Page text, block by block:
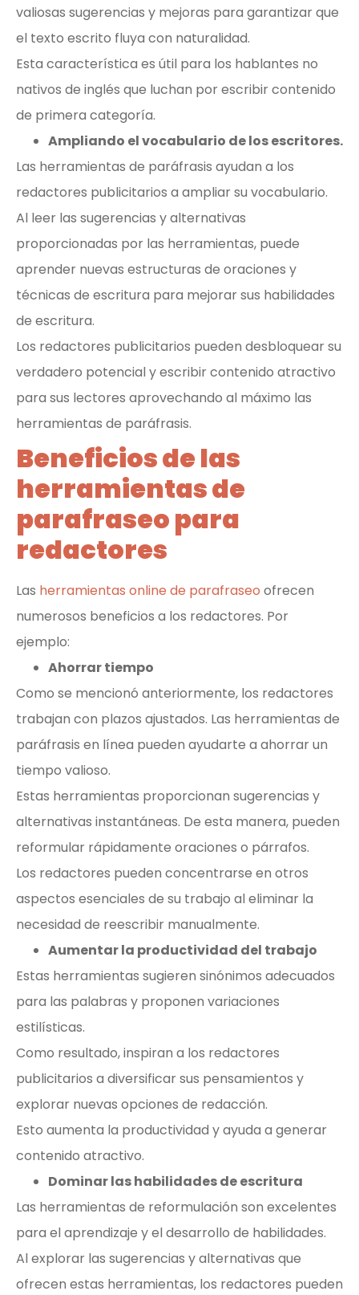
valiosas sugerencias y mejoras para garantizar que
el texto escrito fluya con naturalidad.
Esta característica es útil para los hablantes no
nativos de inglés que luchan por escribir contenido
de primera categoría.
Ampliando el vocabulario de los escritores.
Las herramientas de paráfrasis ayudan a los
redactores publicitarios a ampliar su vocabulario.
Al leer las sugerencias y alternativas
proporcionadas por las herramientas, puede
aprender nuevas estructuras de oraciones y
técnicas de escritura para mejorar sus habilidades
de escritura.
Los redactores publicitarios pueden desbloquear su
verdadero potencial y escribir contenido atractivo
para sus lectores aprovechando al máximo las
herramientas de paráfrasis.
Beneficios de las
herramientas de
parafraseo para
redactores
Las herramientas online de parafraseo ofrecen
numerosos beneficios a los redactores. Por
ejemplo:
Ahorrar tiempo
Como se mencionó anteriormente, los redactores
trabajan con plazos ajustados. Las herramientas de
paráfrasis en línea pueden ayudarte a ahorrar un
tiempo valioso.
Estas herramientas proporcionan sugerencias y
alternativas instantáneas. De esta manera, pueden
reformular rápidamente oraciones o párrafos.
Los redactores pueden concentrarse en otros
aspectos esenciales de su trabajo al eliminar la
necesidad de reescribir manualmente.
Aumentar la productividad del trabajo
Estas herramientas sugieren sinónimos adecuados
para las palabras y proponen variaciones
estilísticas.
Como resultado, inspiran a los redactores
publicitarios a diversificar sus pensamientos y
explorar nuevas opciones de redacción.
Esto aumenta la productividad y ayuda a generar
contenido atractivo.
Dominar las habilidades de escritura
Las herramientas de reformulación son excelentes
para el aprendizaje y el desarrollo de habilidades.
Al explorar las sugerencias y alternativas que
ofrecen estas herramientas, los redactores pueden